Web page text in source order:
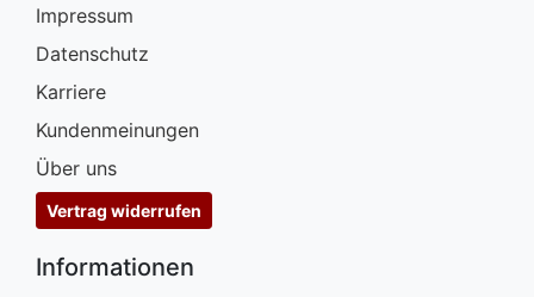
Impressum
Datenschutz
Karriere
Kundenmeinungen
Über uns
Vertrag widerrufen
Informationen